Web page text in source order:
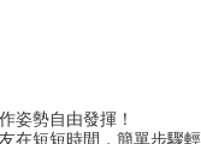
姿勢自由發揮！
在短短時間，簡單步驟輕